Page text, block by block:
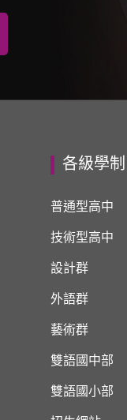
各級學制
普通型高中
技術型高中
設計群
外語群
藝術群
雙語國中部
雙語國小部